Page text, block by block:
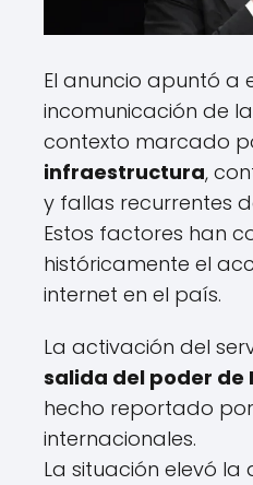
El anuncio apuntó a
incomunicación de
contexto marcado
infraestructura,
y fallas recurrentes
Estos factores han
históricamente el
internet en el país.
La activación del
salida del poder de
hecho reportado
internacionales.
La situación elevó la